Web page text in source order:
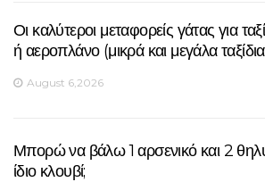
Οι καλύτεροι μεταφορείς γάτας για
ή αεροπλάνο (μικρά και μεγάλα
August 6,2026
Μπορώ να βάλω 1 αρσενικό και 2
ίδιο κλουβί;